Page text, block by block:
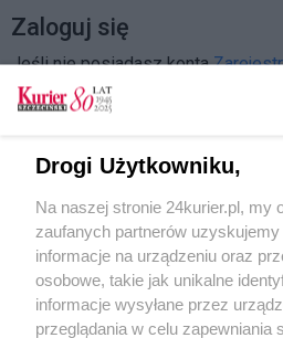
Zaloguj się
Jeśli nie posiadasz konta
Zapamiętać?
Drogi Użytkowniku,
Na naszej stronie 24kurier.pl, my
zaufanych partnerów
informacje na urządzeniu oraz
osobowe, takie jak unikalne
informacje wysyłane przez
przeglądania w celu zapewniania